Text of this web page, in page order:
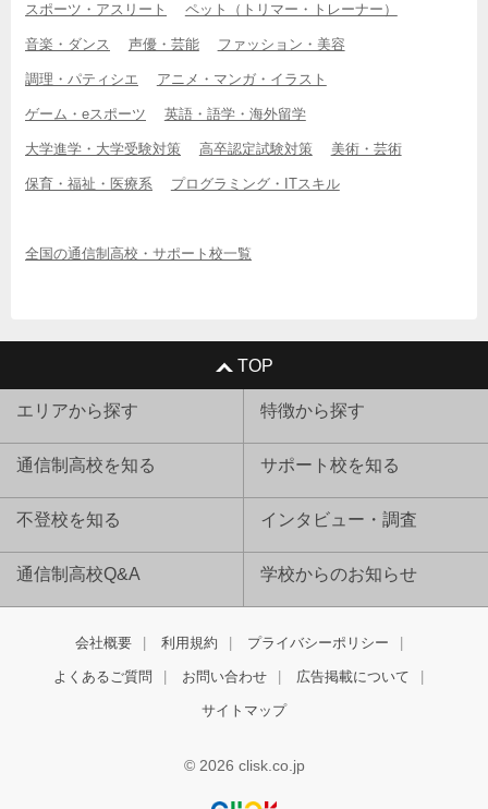
スポーツ・アスリート ペット（トリマー・トレーナー）
音楽・ダンス 声優・芸能 ファッション・美容
調理・パティシエ アニメ・マンガ・イラスト
ゲーム・eスポーツ 英語・語学・海外留学
大学進学・大学受験対策 高卒認定試験対策 美術・芸術
保育・福祉・医療系 プログラミング・ITスキル
全国の通信制高校・サポート校一覧
TOP
エリアから探す 特徴から探す
通信制高校を知る サポート校を知る
不登校を知る インタビュー・調査
通信制高校Q&A 学校からのお知らせ
会社概要 利用規約 プライバシーポリシー
よくあるご質問 お問い合わせ 広告掲載について
サイトマップ
© 2026 clisk.co.jp